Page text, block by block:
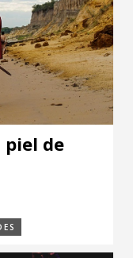
piel de